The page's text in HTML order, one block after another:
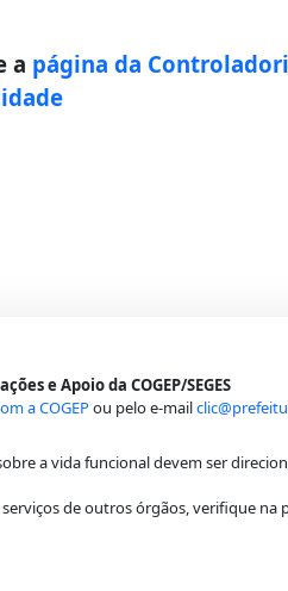
a página da
e Apoio da COGEP/SEGES
a COGEPou pelo e-mail
a vida funcional devem ser
de outros órgãos, verifique na